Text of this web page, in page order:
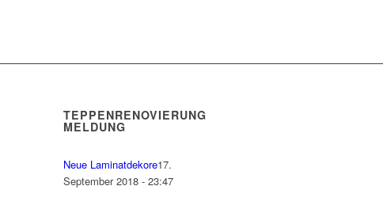
TEPPENRENOVIERUNG
MELDUNG
Neue Laminatdekore17.
September 2018 - 23:47